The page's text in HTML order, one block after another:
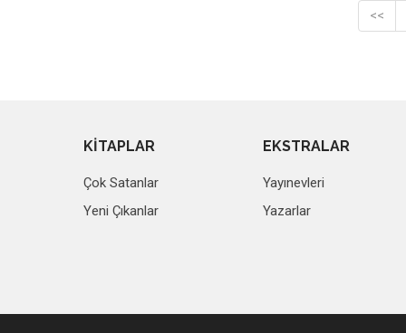
<<
KİTAPLAR
Çok Satanlar
Yeni Çıkanlar
EKSTRALAR
Yayınevleri
Yazarlar